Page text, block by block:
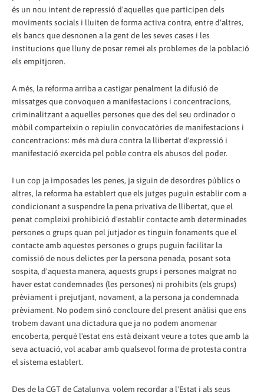
és un nou intent de repressió d'aquelles que participen dels
moviments socials i lluiten de forma activa contra, entre d'altres,
els bancs que desnonen a la gent de les seves cases i les
institucions que lluny de posar remei als problemes de la població
els empitjoren.
A més, la reforma arriba a castigar penalment la difusió de
missatges que convoquen a manifestacions i concentracions,
criminalitzant a aquelles persones que des del seu ordinador o
mòbil comparteixin o repiulin convocatòries de manifestacions i
concentracions: més mà dura contra la llibertat d'expressió i
manifestació exercida pel poble contra els abusos del poder.
I un cop ja imposades les penes, ja siguin de desordres públics o
altres, la reforma ha establert que els jutges puguin establir com a
condicionant a suspendre la pena privativa de llibertat, que el
penat compleixi prohibició d'establir contacte amb determinades
persones o grups quan pel jutjador es tinguin fonaments que el
contacte amb aquestes persones o grups puguin facilitar la
comissió de nous delictes per la persona penada, posant sota
sospita, d'aquesta manera, aquests grups i persones malgrat no
haver estat condemnades (les persones) ni prohibits (els grups)
prèviament i prejutjant, novament, a la persona ja condemnada
prèviament. No podem sinó concloure del present anàlisi que ens
trobem davant una dictadura que ja no podem anomenar
encoberta, perquè l'estat ens està deixant veure a totes que amb la
seva actuació, vol acabar amb qualsevol forma de protesta contra
el sistema establert.
Des de la CGT de Catalunya, volem recordar a l'Estat i als seus